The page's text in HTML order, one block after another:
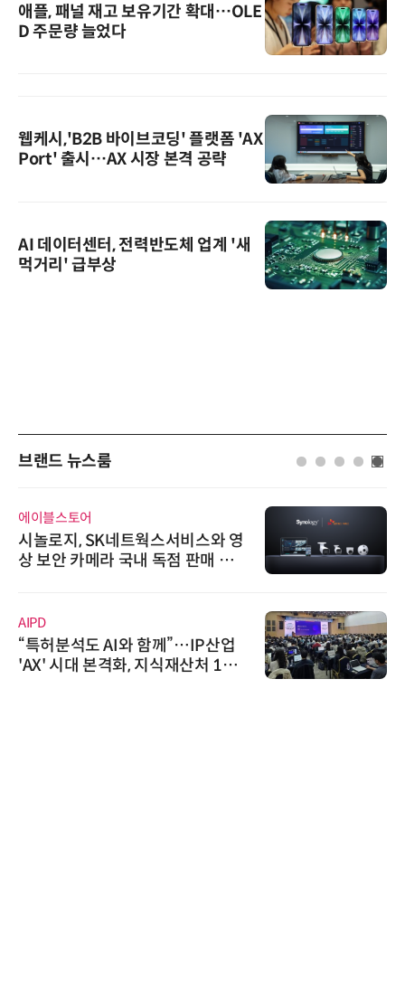
애플, 패널 재고 보유기간 확대…OLE
D 주문량 늘었다
웹케시,'B2B 바이브코딩' 플랫폼 'AX
Port' 출시…AX 시장 본격 공략
AI 데이터센터, 전력반도체 업계 '새
먹거리' 급부상
브랜드 뉴스룸
에이블스토어
시놀로지, SK네트웍스서비스와 영
상 보안 카메라 국내 독점 판매 파
AIPD
“특허분석도 AI와 함께”…IP산업
'AX' 시대 본격화, 지식재산처 1호